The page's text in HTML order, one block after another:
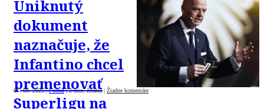
Uniknutý
dokument
naznačuje, že
Infantino chcel
premenovať
Superligu na
07. 08. 2026| Futbal |2 min. čítania| Žiadne komentáre